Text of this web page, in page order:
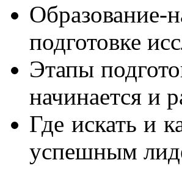
подготовке
Этапы
начинается и
Где искать и
успешным